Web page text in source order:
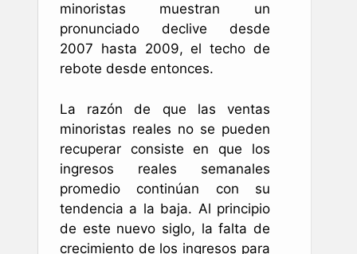
minoristas muestran un
pronunciado declive desde
2007 hasta 2009, el techo de
rebote desde entonces.
La razón de que las ventas
minoristas reales no se pueden
recuperar consiste en que los
ingresos reales semanales
promedio continúan con su
tendencia a la baja. Al principio
de este nuevo siglo, la falta de
crecimiento de los ingresos para